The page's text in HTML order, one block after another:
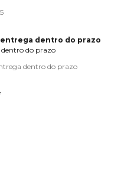
dentro do prazo
dentro do prazo
dentro do prazo